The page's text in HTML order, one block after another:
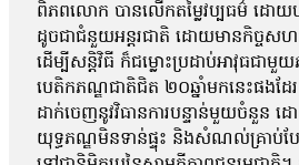
ពិភពលោក បានលើកតម្លៃវប្បធម៌ ដោយបន្
ដូចជាជំនួយអន្តរជាតិ ដោយមានកិច្ចសហក
ដើម្បីសន្តិវិធី ក៏ជម្លោះប្រដាប់អាវុធជា
បេតិកភណ្ឌជាតិជិត ២០ឆ្នាំមកនេះផងដែ
ដាក់ចេញនូវវិធានការបន្ទាន់មួយចំនួន ដ
យុទ្ធភណ្ឌមិនទាន់ផ្ទុះ និងសំណល់គ្រាប់បែក